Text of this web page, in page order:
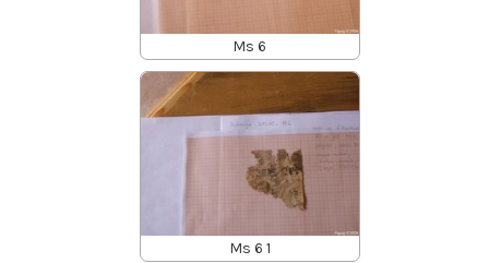
Ms 6
Ms 6 1